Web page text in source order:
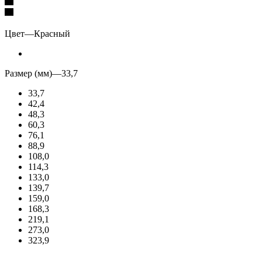
Цвет—Красный
Размер (мм)—33,7
33,7
42,4
48,3
60,3
76,1
88,9
108,0
114,3
133,0
139,7
159,0
168,3
219,1
273,0
323,9